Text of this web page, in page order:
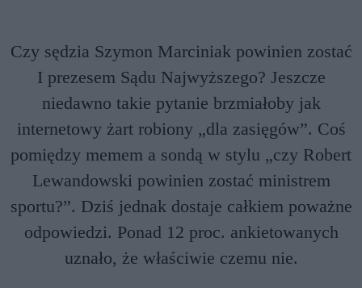
Czy sędzia Szymon Marciniak powinien zostać
I prezesem Sądu Najwyższego? Jeszcze
niedawno takie pytanie brzmiałoby jak
internetowy żart robiony „dla zasięgów”. Coś
pomiędzy memem a sondą w stylu „czy Robert
Lewandowski powinien zostać ministrem
sportu?”. Dziś jednak dostaje całkiem poważne
odpowiedzi. Ponad 12 proc. ankietowanych
uznało, że właściwie czemu nie.